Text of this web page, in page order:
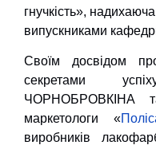
гнучкість»,
випускниками
Своїм досвідом
секретами
ЧОРНОБРОВКІНА
маркетологи «
виробників